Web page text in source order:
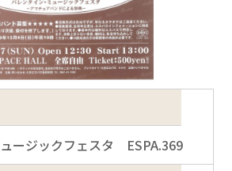
ージックフェスタ ESPA.369